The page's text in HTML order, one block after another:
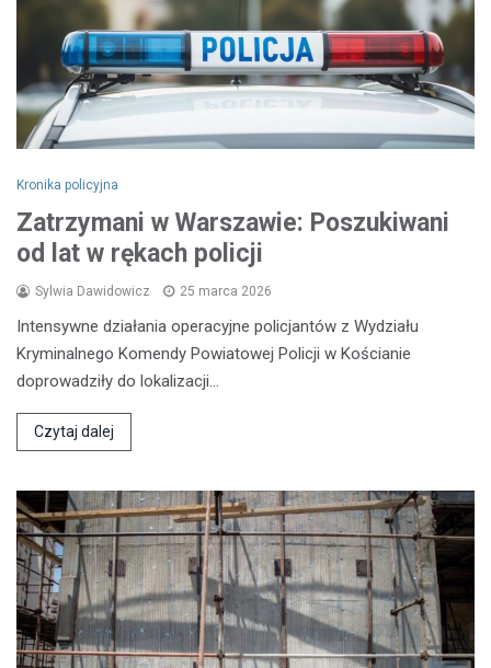
Kronika policyjna
Zatrzymani w Warszawie: Poszukiwani
od lat w rękach policji
Sylwia Dawidowicz 25 marca 2026
Intensywne działania operacyjne policjantów z Wydziału
Kryminalnego Komendy Powiatowej Policji w Kościanie
doprowadziły do lokalizacji…
Czytaj dalej